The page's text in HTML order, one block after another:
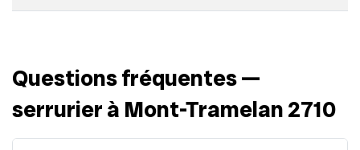
Questions fréquentes —
serrurier à Mont-Tramelan 2710